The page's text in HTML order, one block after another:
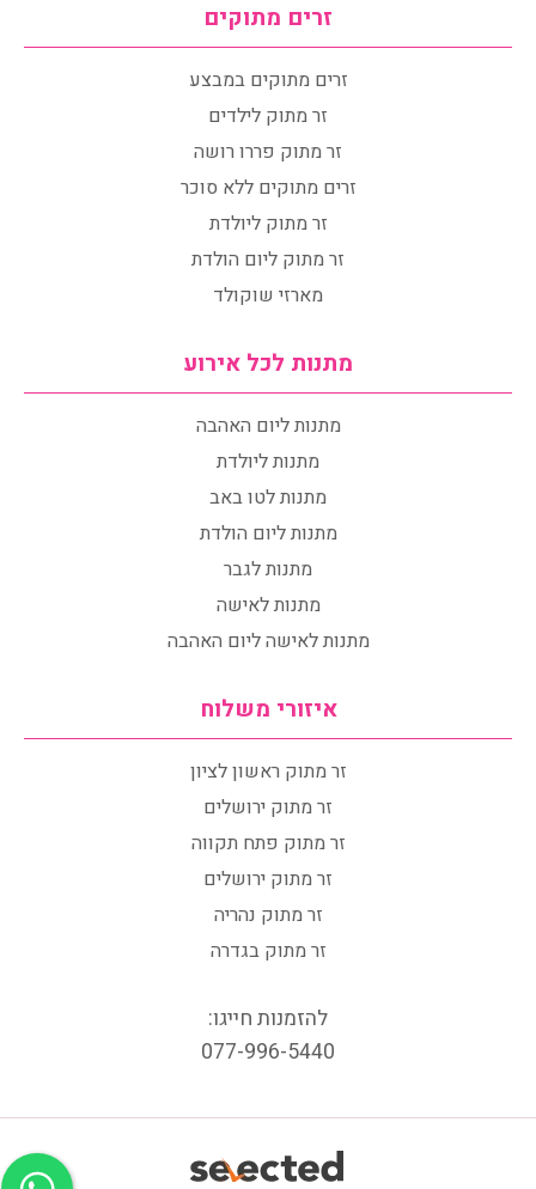
זרים מתוקים
זרים מתוקים במבצע
זר מתוק לילדים
זר מתוק פררו רושה
זרים מתוקים ללא סוכר
זר מתוק ליולדת
זר מתוק ליום הולדת
מארזי שוקולד
מתנות לכל אירוע
מתנות ליום האהבה
מתנות ליולדת
מתנות לטו באב
מתנות ליום הולדת
מתנות לגבר
מתנות לאישה
מתנות לאישה ליום האהבה
איזורי משלוח
זר מתוק ראשון לציון
זר מתוק ירושלים
זר מתוק פתח תקווה
זר מתוק ירושלים
זר מתוק נהריה
זר מתוק בגדרה
להזמנות חייגו:
077-996-5440